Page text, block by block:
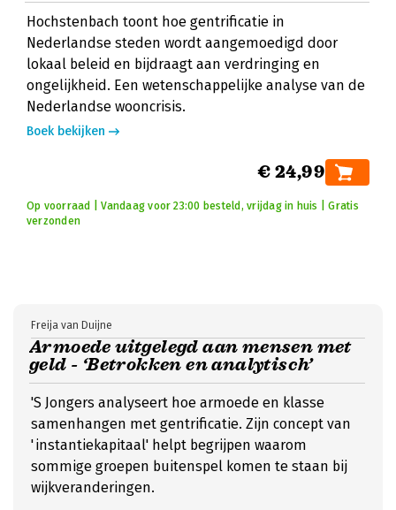
Hochstenbach toont hoe gentrificatie in
Nederlandse steden wordt aangemoedigd door
lokaal beleid en bijdraagt aan verdringing en
ongelijkheid. Een wetenschappelijke analyse van de
Nederlandse wooncrisis.
Boek bekijken
€ 24,99
Op voorraad | Vandaag voor 23:00 besteld, vrijdag in huis | Gratis
verzonden
Armoede uitgelegd aan mensen met
geld - ‘Betrokken en analytisch’
Freija van Duijne
'S Jongers analyseert hoe armoede en klasse
samenhangen met gentrificatie. Zijn concept van
'instantiekapitaal' helpt begrijpen waarom
sommige groepen buitenspel komen te staan bij
wijkveranderingen.